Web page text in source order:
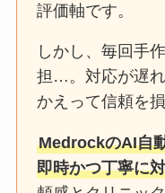
評価軸です。
しかし、毎回手
担…。対応が遅れ
かえって信頼を
MedrockのAI自
即時かつ丁寧に